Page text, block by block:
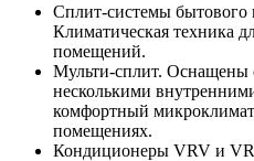
Сплит-системы бытового
Климатическая техника
помещений.
Мульти-сплит.
несколькими
комфортный
помещениях.
Кондиционеры VRV и